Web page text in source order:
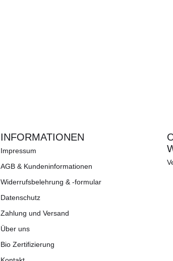
INFORMATIONEN
Impressum
AGB & Kundeninformationen
Widerrufsbelehrung & -formular
Datenschutz
Zahlung und Versand
Über uns
Bio Zertifizierung